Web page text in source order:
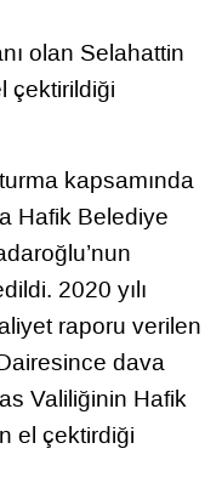
olan Selahattin
çektirildiği
kapsamında
Hafik Belediye
2020 yılı
raporu verilen
dava
Valiliğinin Hafik
el çektirdiği